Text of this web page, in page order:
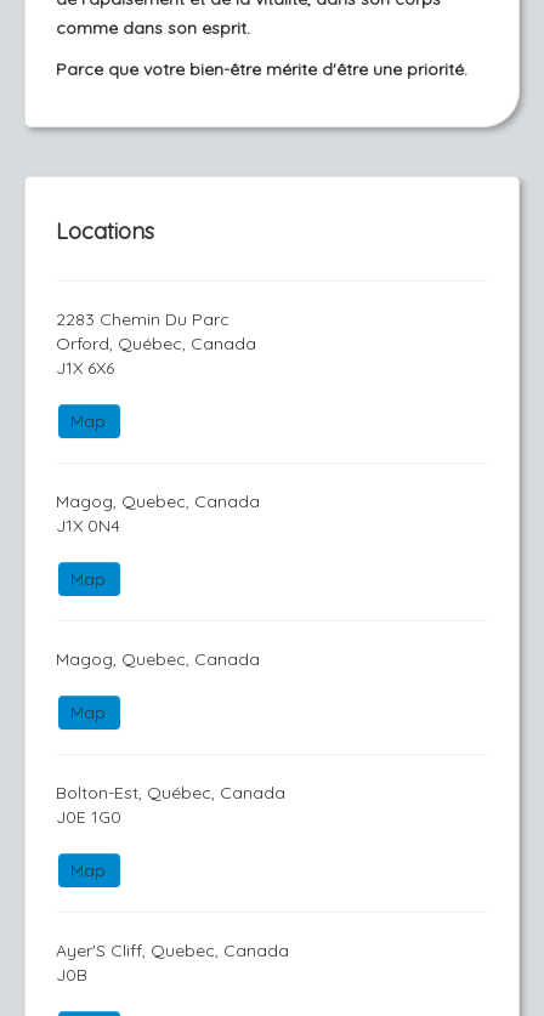
comme dans son esprit.
Parce que votre bien-être mérite d'être une priorité.
Locations
2283 Chemin Du Parc
Orford, Québec, Canada
J1X 6X6
Map
Magog, Quebec, Canada
J1X 0N4
Map
Magog, Quebec, Canada
Map
Bolton-Est, Québec, Canada
J0E 1G0
Map
Ayer'S Cliff, Quebec, Canada
J0B